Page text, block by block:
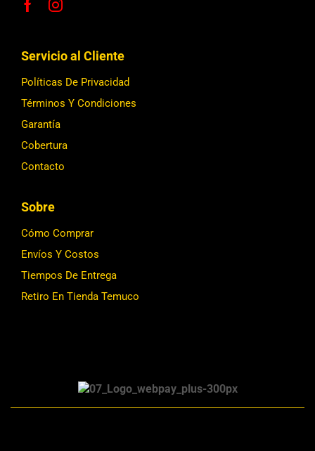
Servicio al Cliente
Políticas De Privacidad
Términos Y Condiciones
Garantía
Cobertura
Contacto
Sobre
Cómo Comprar
Envíos Y Costos
Tiempos De Entrega
Retiro En Tienda Temuco